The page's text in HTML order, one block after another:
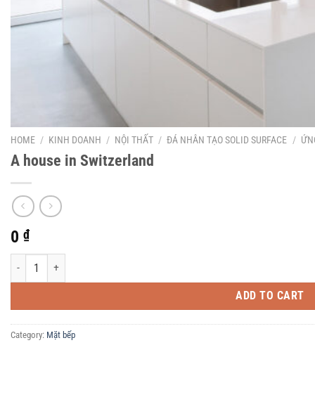
HOME / KINH DOANH / NỘI THẤT / ĐÁ NHÂN TẠO SOLID SURFACE /
A house in Switzerland
0 ₫
A house in Switzerland quantity
ADD TO CART
Category: Mặt bếp